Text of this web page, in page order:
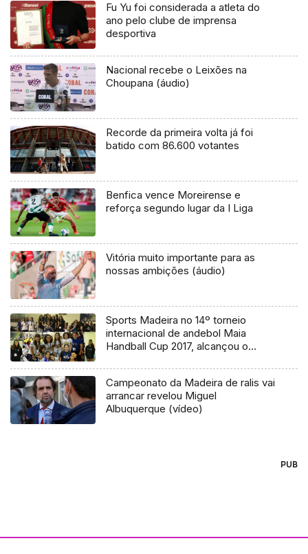
Fu Yu foi considerada a atleta do
ano pelo clube de imprensa
desportiva
Nacional recebe o Leixões na
Choupana (áudio)
Recorde da primeira volta já foi
batido com 86.600 votantes
Benfica vence Moreirense e
reforça segundo lugar da I Liga
Vitória muito importante para as
nossas ambições (áudio)
Sports Madeira no 14º torneio
internacional de andebol Maia
Handball Cup 2017, alcançou o
Campeonato da Madeira de ralis vai
arrancar revelou Miguel
Albuquerque (vídeo)
PUB